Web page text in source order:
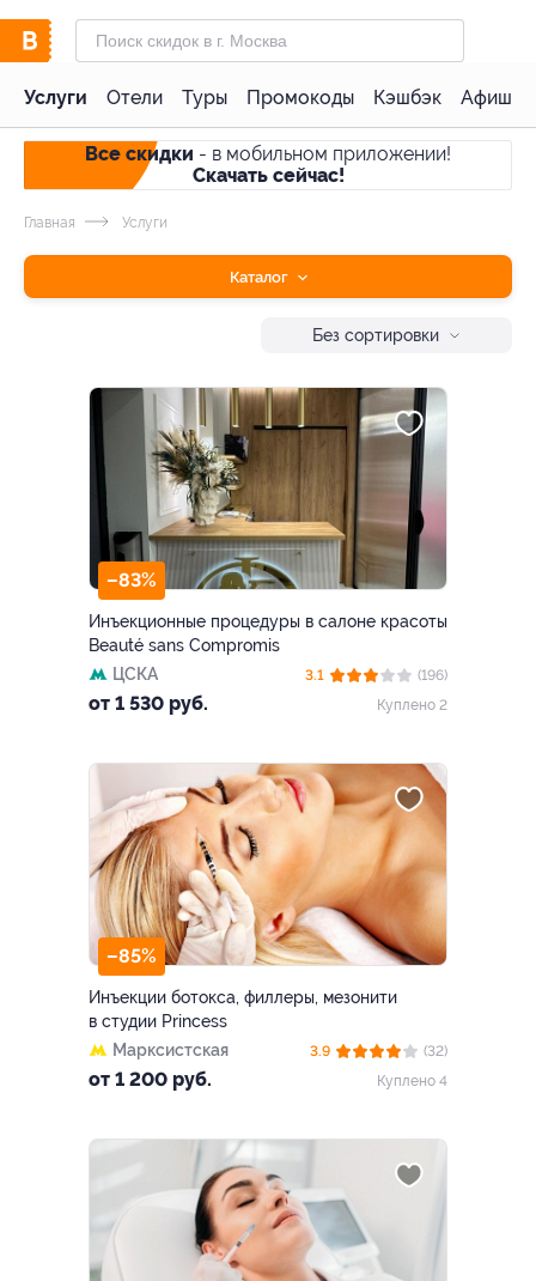
Услуги Отели Туры Промокоды Кэшбэк Афиша
Все скидки - в мобильном приложении!
Скачать сейчас!
Главная Услуги
Каталог
Без сортировки
–83%
Инъекционные процедуры в салоне красоты
Beauté sans Compromis
ЦСКА
от 1 530 руб.
3.1
(196)
Куплено 2
–85%
Инъекции ботокса, филлеры, мезонити
в студии Princess
Марксистская
от 1 200 руб.
3.9
(32)
Куплено 4